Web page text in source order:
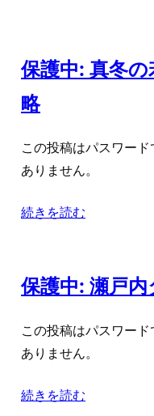
保護中: 真冬
略
この投稿はパスワー
ありません。
続きを読む
保護中: 瀬戸
この投稿はパスワー
ありません。
続きを読む